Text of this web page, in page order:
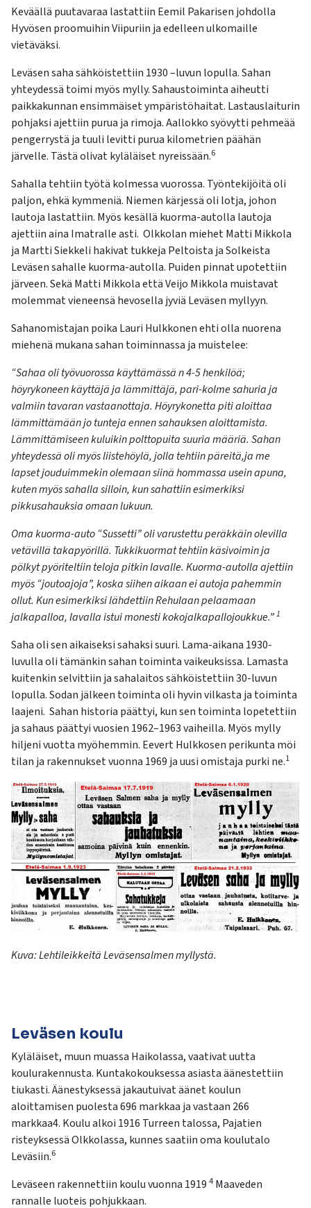
Keväällä puutavaraa lastattiin Eemil Pakarisen johdolla
Hyvösen proomuihin Viipuriin ja edelleen ulkomaille
vietäväksi.
Leväsen saha sähköistettiin 1930 –luvun lopulla. Sahan
yhteydessä toimi myös mylly. Sahaustoiminta aiheutti
paikkakunnan ensimmäiset ympäristöhaitat. Lastauslaiturin
pohjaksi ajettiin purua ja rimoja. Aallokko syövytti pehmeää
pengerrystä ja tuuli levitti purua kilometrien päähän
järvelle. Tästä olivat kyläläiset nyreissään.6
Sahalla tehtiin työtä kolmessa vuorossa. Työntekijöitä oli
paljon, ehkä kymmeniä. Niemen kärjessä oli lotja, johon
lautoja lastattiin. Myös kesällä kuorma-autolla lautoja
ajettiin aina Imatralle asti. Olkkolan miehet Matti Mikkola
ja Martti Siekkeli hakivat tukkeja Peltoista ja Solkeista
Leväsen sahalle kuorma-autolla. Puiden pinnat upotettiin
järveen. Sekä Matti Mikkola että Veijo Mikkola muistavat
molemmat vieneensä hevosella jyviä Leväsen myllyyn.
Sahanomistajan poika Lauri Hulkkonen ehti olla nuorena
miehenä mukana sahan toiminnassa ja muistelee:
“Sahaa oli työvuorossa käyttämässä n 4-5 henkilöä;
höyrykoneen käyttäjä ja lämmittäjä, pari-kolme sahuria ja
valmiin tavaran vastaanottaja. Höyrykonetta piti aloittaa
lämmittämään jo tunteja ennen sahauksen aloittamista.
Lämmittämiseen kuluikin polttopuita suuria määriä. Sahan
yhteydessä oli myös liistehöylä, jolla tehtiin päreitä,ja me
lapset jouduimmekin olemaan siinä hommassa usein apuna,
kuten myös sahalla silloin, kun sahattiin esimerkiksi
pikkusahauksia omaan lukuun.
Oma kuorma-auto “Sussetti” oli varustettu peräkkäin olevilla
vetävillä takapyörillä. Tukkikuormat tehtiin käsivoimin ja
pölkyt pyöriteltiin teloja pitkin lavalle. Kuorma-autolla ajettiin
myös “joutoajoja”, koska siihen aikaan ei autoja pahemmin
ollut. Kun esimerkiksi lähdettiin Rehulaan pelaamaan
jalkapalloa, lavalla istui monesti kokojalkapallojoukkue.”1
Saha oli sen aikaiseksi sahaksi suuri. Lama-aikana 1930-
luvulla oli tämänkin sahan toiminta vaikeuksissa. Lamasta
kuitenkin selvittiin ja sahalaitos sähköistettiin 30-luvun
lopulla. Sodan jälkeen toiminta oli hyvin vilkasta ja toiminta
laajeni. Sahan historia päättyi, kun sen toiminta lopetettiin
ja sahaus päättyi vuosien 1962–1963vaiheilla. Myös mylly
hiljeni vuotta myöhemmin. Eevert Hulkkosen perikunta möi
tilan ja rakennukset vuonna 1969 ja uusi omistaja purki ne.1
Kuva:LehtileikkeitäLeväsensalmenmyllystä.
Leväsen koulu
Kyläläiset, muun muassa Haikolassa, vaativat uutta
koulurakennusta. Kuntakokouksessa asiasta äänestettiin
tiukasti. Äänestyksessä jakautuivat äänet koulun
aloittamisen puolesta 696 markkaa ja vastaan 266
markkaa4. Koulu alkoi 1916 Turreen talossa, Pajatien
risteyksessä Olkkolassa, kunnes saatiin oma koulutalo
Leväsiin.6
Leväseen rakennettiin koulu vuonna 1919 4 Maaveden
rannalle luoteis pohjukkaan.